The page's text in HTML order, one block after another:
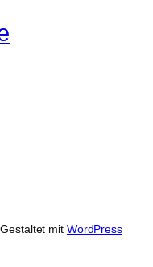
Gestaltet mit WordPress